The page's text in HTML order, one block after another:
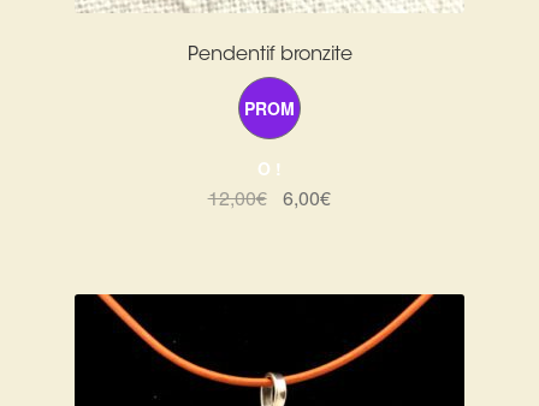
Pendentif bronzite
PROM
O !
12,00€ Le
6,00€Le